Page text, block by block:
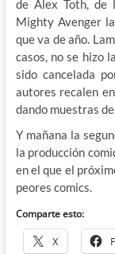
de Alex Toth, de
Mighty Avenger
que va de año.
casos, no se hizo
sido cancelada
autores recalen
dando muestras
Y mañana la
la producción
en el que el
peores comics.
Comparte esto:
X